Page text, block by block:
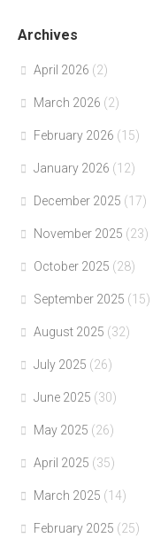
Archives
April 2026 (2)
March 2026 (2)
February 2026 (15)
January 2026 (12)
December 2025 (17)
November 2025 (23)
October 2025 (28)
September 2025 (15)
August 2025 (32)
July 2025 (26)
June 2025 (30)
May 2025 (26)
April 2025 (35)
March 2025 (14)
February 2025 (25)